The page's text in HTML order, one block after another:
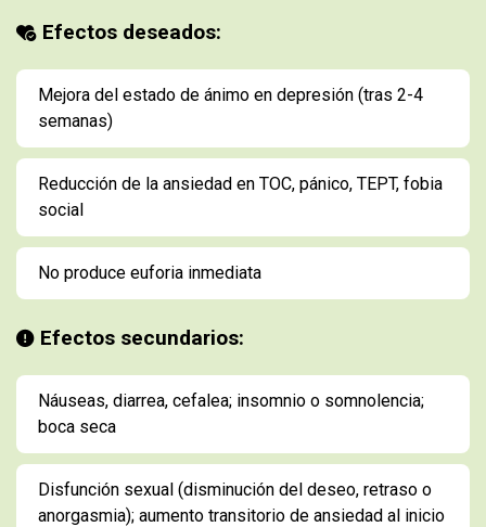
Efectos deseados:
Mejora del estado de ánimo en depresión (tras 2-4
semanas)
Reducción de la ansiedad en TOC, pánico, TEPT, fobia
social
No produce euforia inmediata
Efectos secundarios:
Náuseas, diarrea, cefalea; insomnio o somnolencia;
boca seca
Disfunción sexual (disminución del deseo, retraso o
anorgasmia); aumento transitorio de ansiedad al inicio